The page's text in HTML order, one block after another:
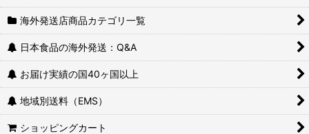
海外発送店商品カテゴリ一覧
日本食品の海外発送：Q&A
お届け実績の国40ヶ国以上
地域別送料（EMS）
ショッピングカート